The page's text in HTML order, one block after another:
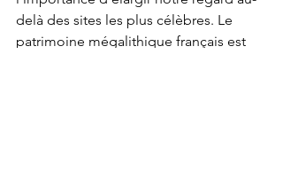
delà des sites les plus célèbres. Le
patrimoine mégalithique français est